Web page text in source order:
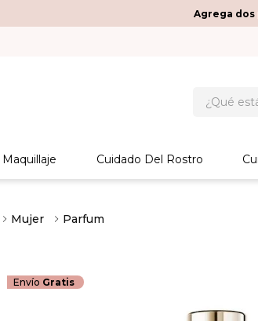
Agrega
Maquillaje Cuidado Del Rostro
Mujer Parfum
Envío Gratis